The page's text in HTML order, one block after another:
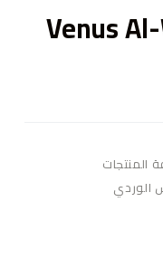
Venus
المنتجات
الوردي